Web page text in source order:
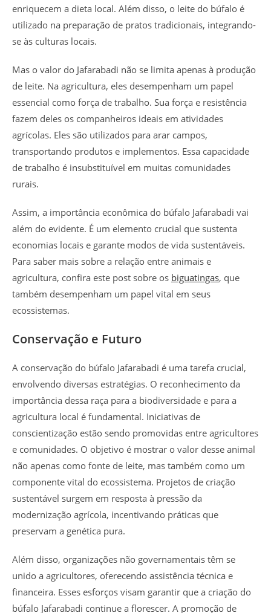
enriquecem a dieta local. Além disso, o leite do búfalo é
utilizado na preparação de pratos tradicionais, integrando-
se às culturas locais.
Mas o valor do Jafarabadi não se limita apenas à produção
de leite. Na agricultura, eles desempenham um papel
essencial como força de trabalho. Sua força e resistência
fazem deles os companheiros ideais em atividades
agrícolas. Eles são utilizados para arar campos,
transportando produtos e implementos. Essa capacidade
de trabalho é insubstituível em muitas comunidades
rurais.
Assim, a importância econômica do búfalo Jafarabadi vai
além do evidente. É um elemento crucial que sustenta
economias locais e garante modos de vida sustentáveis.
Para saber mais sobre a relação entre animais e
agricultura, confira este post sobre os biguatingas, que
também desempenham um papel vital em seus
ecossistemas.
Conservação e Futuro
A conservação do búfalo Jafarabadi é uma tarefa crucial,
envolvendo diversas estratégias. O reconhecimento da
importância dessa raça para a biodiversidade e para a
agricultura local é fundamental. Iniciativas de
conscientização estão sendo promovidas entre agricultores
e comunidades. O objetivo é mostrar o valor desse animal
não apenas como fonte de leite, mas também como um
componente vital do ecossistema. Projetos de criação
sustentável surgem em resposta à pressão da
modernização agrícola, incentivando práticas que
preservam a genética pura.
Além disso, organizações não governamentais têm se
unido a agricultores, oferecendo assistência técnica e
financeira. Esses esforços visam garantir que a criação do
búfalo Jafarabadi continue a florescer. A promoção de